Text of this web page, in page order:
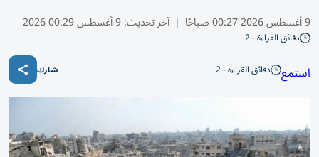
9 أغسطس 2026 00:27 صباحًا | آخر تحديث:9 أغسطس 00:29 2026
دقائق القراءة - 2
استمع دقائق القراءة - 2 شارك